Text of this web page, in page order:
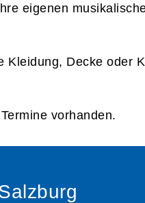
eigenen
Kleidung, Decke oder
vorhanden.